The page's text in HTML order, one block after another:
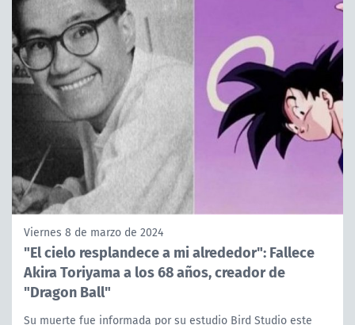
Viernes 8 de marzo de 2024
"El cielo resplandece a mi alrededor": Fallece
Akira Toriyama a los 68 años, creador de
"Dragon Ball"
Su muerte fue informada por su estudio Bird Studio este